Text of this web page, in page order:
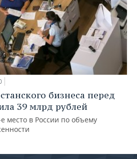
бизнеса перед
39 млрд рублей
место в России по объему